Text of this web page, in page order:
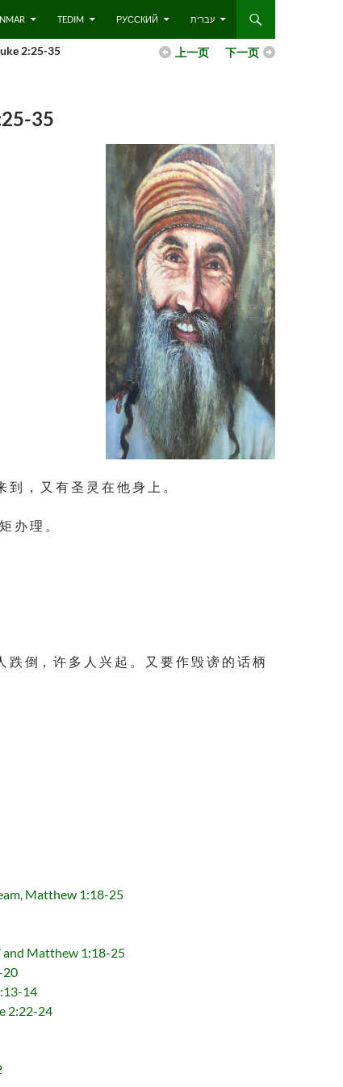
TEDIM РУССКИЙ עברית
下一页
上一页
2:25-35
35
， 又 有 圣 灵 在 他 身 上 。
办 理 。
跌 倒， 许 多 人 兴 起 。 又 要 作 毁 谤 的 话 柄
Matthew 1:18-25
and Matthew 1:18-25
20
14
2:22-24